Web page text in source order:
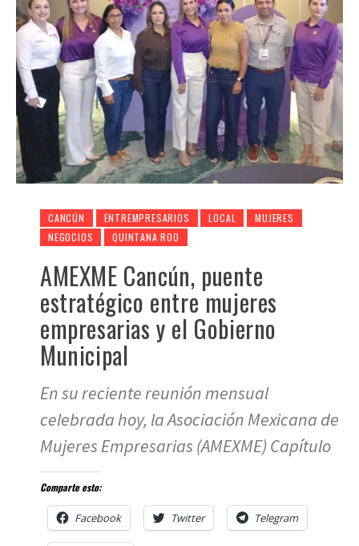
CANCÚN ENTREMPRESARIOS LOCAL
MUJERES
NEGOCIOS
QUINTANA ROO
AMEXME Cancún, puente
estratégico entre mujeres
empresarias y el Gobierno
Municipal
En su reciente reunión mensual
celebrada hoy, la Asociación Mexicana de
Mujeres Empresarias (AMEXME) Capítulo
Comparte esto:
Facebook Twitter Telegram